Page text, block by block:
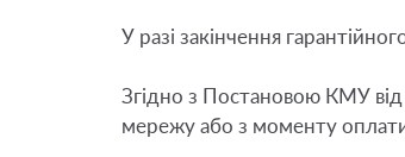
У разі закінчення
Згідно з Постановою КМУ від
мережу або з моменту оплати